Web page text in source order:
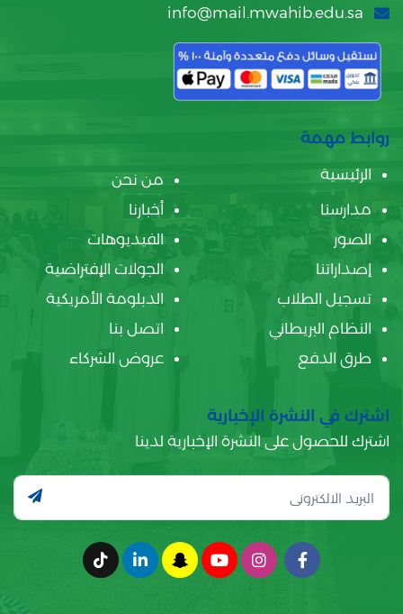
info@mail.mwahib.edu.sa
روابط مهمة
الرئيسية
من نحن
مدارسنا
أخبارنا
الصور
الفيديوهات
إصداراتنا
الجولات الإفتراضية
تسجيل الطلاب
الدبلومة الأمريكية
النظام البريطاني
اتصل بنا
طرق الدفع
عروض الشركاء
اشترك في النشرة الإخبارية
اشترك للحصول على النشرة الإخبارية لدينا